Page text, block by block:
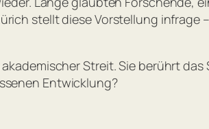
stellt diese Vorstellung
Streit. Sie berührt
Entwicklung?